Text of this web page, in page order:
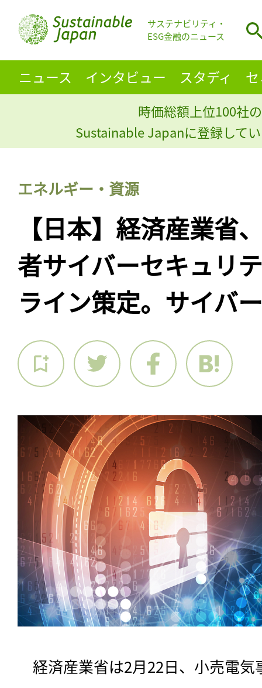
サステナビリティ・
ESG金融のニュース
ニュース インタビュー スタディ
時価総額上位100社
Sustainable Japanに登録して
エネルギー・資源
【日本】経済産業省
者サイバーセキュリ
ライン策定。サイバ
経済産業省は2月22日、小売電気